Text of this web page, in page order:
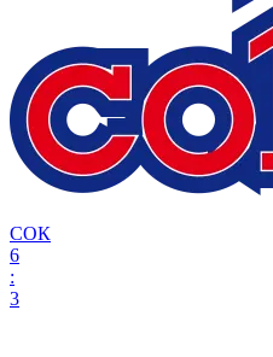
СОК
6
:
3